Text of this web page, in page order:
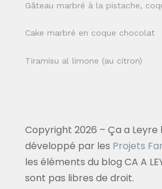
Gâteau marbré à la pistache,
Cake marbré en coque chocolat
Tiramisu al limone (au citron)
Copyright 2026 – Ça a Leyre
développé par les Projets
les éléments du blog CA A
sont pas libres de droit.